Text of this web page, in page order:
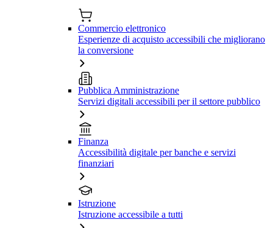
Commercio elettronico
Esperienze di acquisto accessibili che migliorano
la conversione
Pubblica Amministrazione
Servizi digitali accessibili per il settore pubblico
Finanza
Accessibilità digitale per banche e servizi
finanziari
Istruzione
Istruzione accessibile a tutti